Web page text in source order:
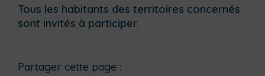
Tous les habitants des territoires concernés
sont invités à participer.
Partager cette page :